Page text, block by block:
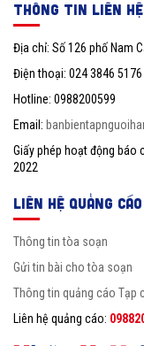
THÔNG TIN LIÊN HỆ
Địa chỉ: Số 126 phố Nam
Điện thoại: 024 3846 5176
Hotline: 0988200599
Email:
Giấy phép hoạt động báo
2022
LIÊN HỆ QUẢNG CÁO
Thông tin tòa soạn
Gửi tin bài cho tòa soạn
Thông tin quảng cáo Tạp
Liên hệ quảng cáo: